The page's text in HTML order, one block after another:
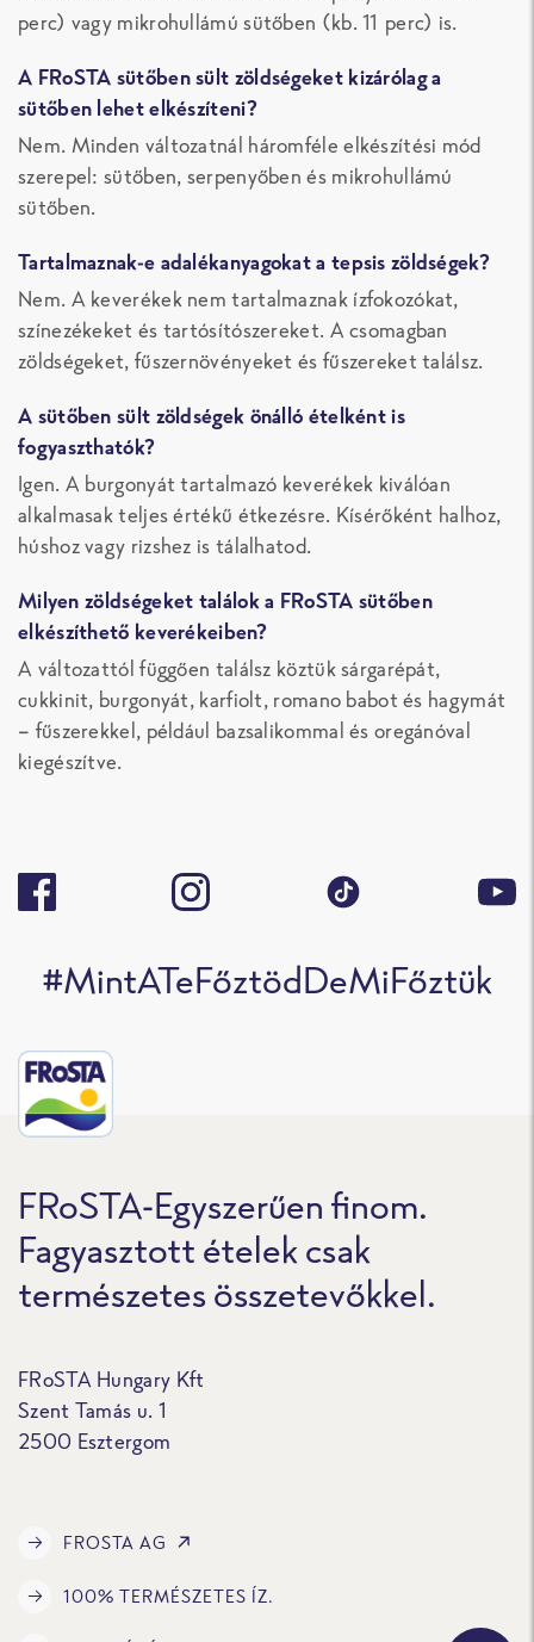
perc) vagy mikrohullámú sütőben (kb. 11 perc) is.
A FRoSTA sütőben sült zöldségeket kizárólag a
sütőben lehet elkészíteni?
Nem. Minden változatnál háromféle elkészítési mód
szerepel: sütőben, serpenyőben és mikrohullámú
sütőben.
Tartalmaznak-e adalékanyagokat a tepsis zöldségek?
Nem. A keverékek nem tartalmaznak ízfokozókat,
színezékeket és tartósítószereket. A csomagban
zöldségeket, fűszernövényeket és fűszereket találsz.
A sütőben sült zöldségek önálló ételként is
fogyaszthatók?
Igen. A burgonyát tartalmazó keverékek kiválóan
alkalmasak teljes értékű étkezésre. Kísérőként halhoz,
húshoz vagy rizshez is tálalhatod.
Milyen zöldségeket találok a FRoSTA sütőben
elkészíthető keverékeiben?
A változattól függően találsz köztük sárgarépát,
cukkinit, burgonyát, karfiolt, romano babot és hagymát
– fűszerekkel, például bazsalikommal és oregánóval
kiegészítve.
#MintATeFőztödDeMiFőztük
FRoSTA-Egyszerűen finom.
Fagyasztott ételek csak
természetes összetevőkkel.
FRoSTA Hungary Kft
Szent Tamás u. 1
2500 Esztergom
FROSTA AG
100% TERMÉSZETES ÍZ.